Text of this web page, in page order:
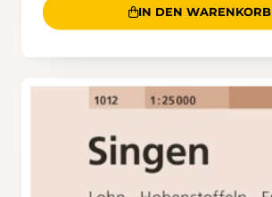
IN DEN WARENKORB